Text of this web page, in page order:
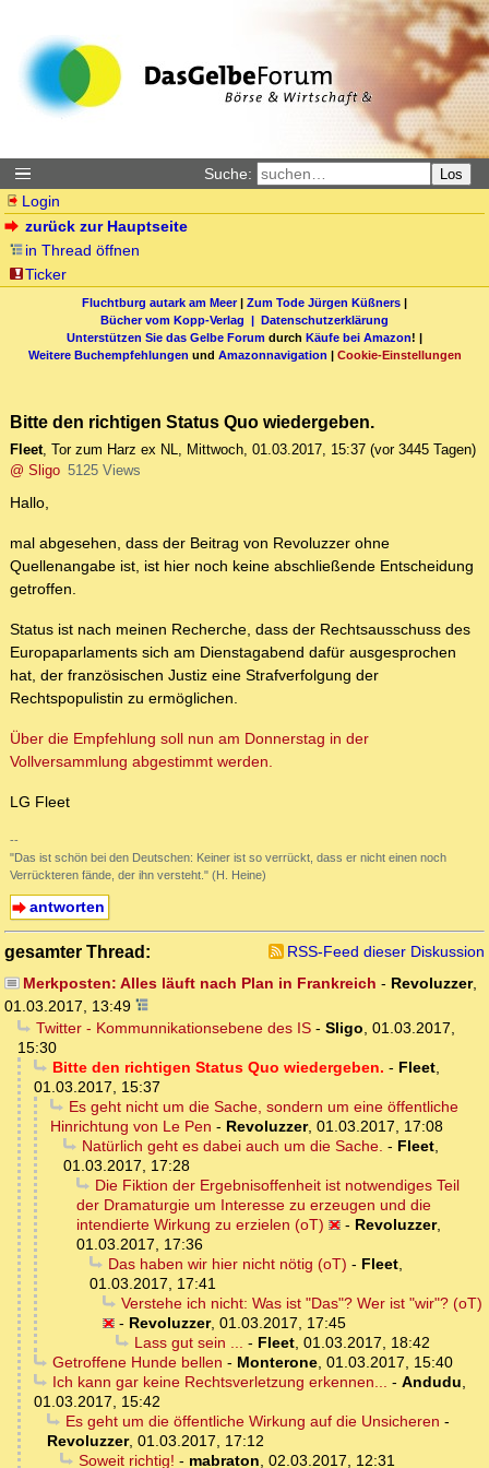
Suche: Los
Login
zurück zur Hauptseite
in Thread öffnen
Ticker
Fluchtburg autark am Meer| Zum Tode Jürgen Küßners |
Bücher vom Kopp-Verlag | Datenschutzerklärung
Unterstützen Sie das Gelbe Forum durch Käufe bei Amazon! |
Weitere Buchempfehlungen und Amazonnavigation | Cookie-Einstellungen
Bitte den richtigen Status Quo wiedergeben.
Fleet, Tor zum Harz ex NL, Mittwoch, 01.03.2017, 15:37 (vor 3445 Tagen)
@ Sligo 5125 Views
Hallo,
mal abgesehen, dass der Beitrag von Revoluzzer ohne
Quellenangabe ist, ist hier noch keine abschließende Entscheidung
getroffen.
Status ist nach meinen Recherche, dass der Rechtsausschuss des
Europaparlaments sich am Dienstagabend dafür ausgesprochen
hat, der französischen Justiz eine Strafverfolgung der
Rechtspopulistin zu ermöglichen.
Über die Empfehlung soll nun am Donnerstag in der
Vollversammlung abgestimmt werden.
LG Fleet
--
"Das ist schön bei den Deutschen: Keiner ist so verrückt, dass er nicht einen noch
Verrückteren fände, der ihn versteht." (H. Heine)
antworten
gesamter Thread:
RSS-Feed dieser Diskussion
Merkposten: Alles läuft nach Plan in Frankreich - Revoluzzer,
01.03.2017, 13:49
Twitter - Kommunnikationsebene des IS- Sligo, 01.03.2017,
15:30
Bitte den richtigen Status Quo wiedergeben. - Fleet,
01.03.2017, 15:37
Es geht nicht um die Sache, sondern um eine öffentliche
Hinrichtung von Le Pen - Revoluzzer, 01.03.2017, 17:08
Natürlich geht es dabei auch um die Sache. - Fleet,
01.03.2017, 17:28
Die Fiktion der Ergebnisoffenheit ist notwendiges Teil
der Dramaturgie um Interesse zu erzeugen und die
intendierte Wirkung zu erzielen (oT)
- Revoluzzer,
01.03.2017, 17:36
Das haben wir hier nicht nötig (oT) - Fleet,
01.03.2017, 17:41
Verstehe ich nicht: Was ist "Das"? Wer ist "wir"? (oT)
- Revoluzzer, 01.03.2017, 17:45
Lass gut sein ... - Fleet, 01.03.2017, 18:42
Getroffene Hunde bellen - Monterone, 01.03.2017, 15:40
Ich kann gar keine Rechtsverletzung erkennen... - Andudu,
01.03.2017, 15:42
Es geht um die öffentliche Wirkung auf die Unsicheren -
Revoluzzer, 01.03.2017, 17:12
Soweit richtig! - mabraton, 02.03.2017, 12:31